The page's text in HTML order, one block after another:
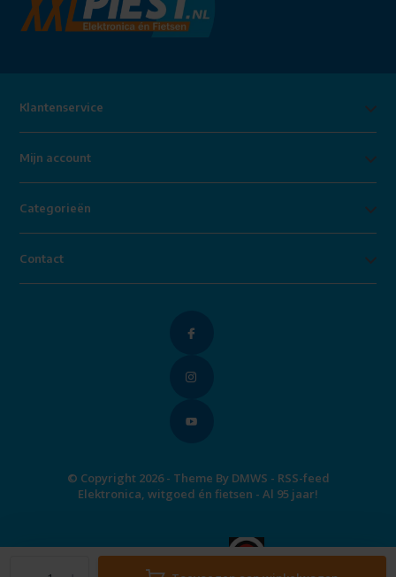
Klantenservice
Mijn account
Categorieën
Contact
© Copyright 2026 - Theme By DMWS - RSS-feed
Elektronica, witgoed én fietsen - Al 95 jaar!